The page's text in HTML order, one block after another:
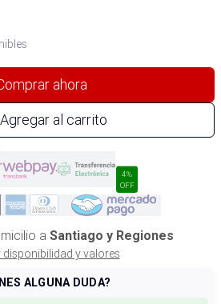
ahora
Agregar al carrito
4%
OFF
a Santiago y Regiones
disponibilidad y valores
ALGUNA DUDA?